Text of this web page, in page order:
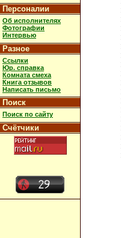
Персоналии
Об исполнителях
Фотографии
Интервью
Разное
Ссылки
Юр. справка
Комната смеха
Книга отзывов
Написать письмо
Поиск
Поиск по сайту
Счётчики